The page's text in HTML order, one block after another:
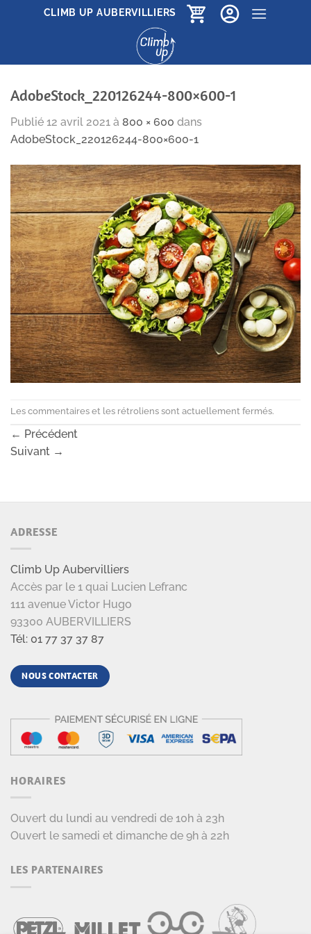
CLIMB UP AUBERVILLIERS
AdobeStock_220126244-800×600-1
Publié 12 avril 2021 à 800 × 600 dans
AdobeStock_220126244-800×600-1
Les commentaires et les rétroliens sont actuellement fermés.
← Précédent
Suivant →
ADRESSE
Climb Up Aubervilliers
Accès par le 1 quai Lucien Lefranc
111 avenue Victor Hugo
93300 AUBERVILLIERS
Tél: 01 77 37 37 87
NOUS CONTACTER
HORAIRES
Ouvert du lundi au vendredi de 10h à 23h
Ouvert le samedi et dimanche de 9h à 22h
LES PARTENAIRES